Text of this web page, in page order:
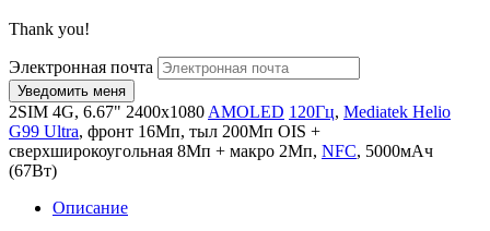
Thank you!
Электронная почта
2SIM 4G, 6.67" 2400x1080 AMOLED 120Гц, Mediatek Helio
G99 Ultra, фронт 16Мп, тыл 200Мп OIS +
сверхширокоугольная 8Мп + макро 2Мп, NFC, 5000мАч
(67Вт)
Описание